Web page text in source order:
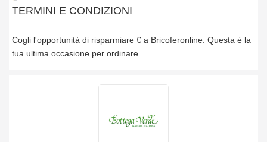
TERMINI E CONDIZIONI
Cogli l'opportunità di risparmiare € a Bricoferonline. Questa è la
tua ultima occasione per ordinare